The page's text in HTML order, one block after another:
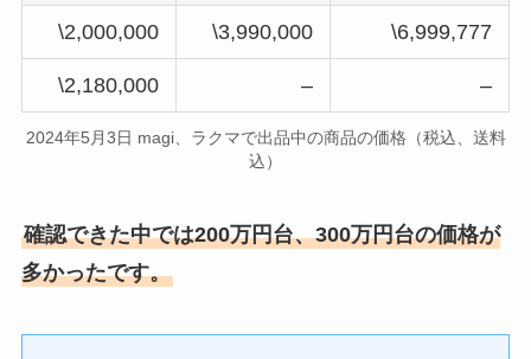
\2,000,000 \3,990,000 \6,999,777
\2,180,000 – –
2024年5月3日 magi、ラクマで出品中の商品の価格（税込、送料
込）
確認できた中では200万円台、300万円台の価格が
多かったです。